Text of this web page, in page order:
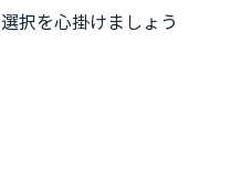
択を心掛けましょう